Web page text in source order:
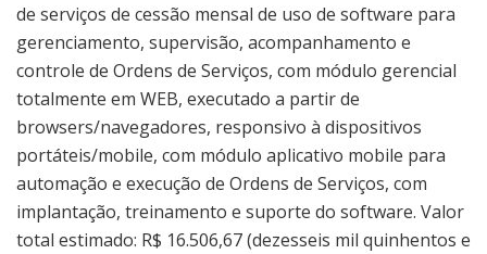
de serviços de cessão mensal de uso de software para
gerenciamento, supervisão, acompanhamento e
controle de Ordens de Serviços, com módulo gerencial
totalmente em WEB, executado a partir de
browsers/navegadores, responsivo à dispositivos
portáteis/mobile, com módulo aplicativo mobile para
automação e execução de Ordens de Serviços, com
implantação, treinamento e suporte do software. Valor
total estimado: R$ 16.506,67 (dezesseis mil quinhentos e